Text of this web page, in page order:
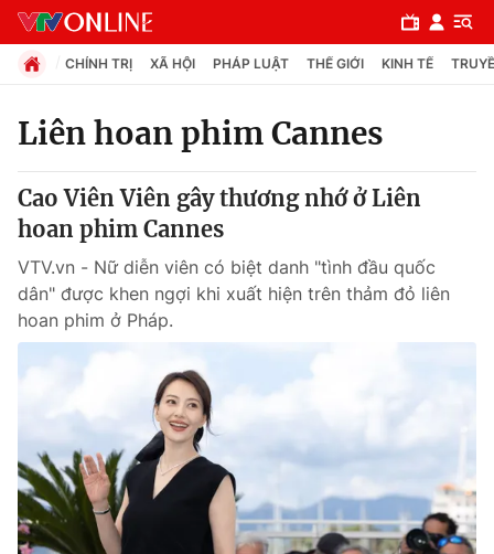
Chuyên mục
Chính trị
Xã hội
Pháp luật
Thế giới
Tin tức
Kinh tế
CHÍNH TRỊ XÃ HỘI PHÁP LUẬT THẾ GIỚI KINH TẾ
Liên hoan phim Cannes
Cao Viên Viên gây thương nhớ ở Liên
hoan phim Cannes
VTV.vn - Nữ diễn viên có biệt danh "tình đầu quốc
dân" được khen ngợi khi xuất hiện trên thảm đỏ liên
hoan phim ở Pháp.